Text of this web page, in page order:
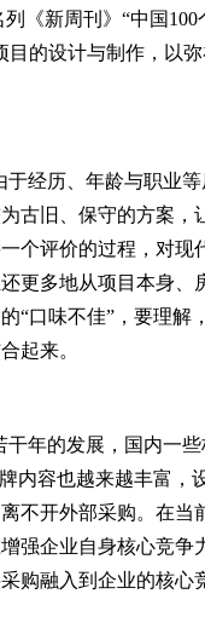
《新周刊》“中国
的设计与制作，以
经历、年龄与职业
古旧、保守的方案
个评价的过程，对
更多地从项目本身
“口味不佳”，要理解
起来。
的发展，国内一些
内容也越来越丰富
不开外部采购。在
企业自身核心竞争
购融入到企业的核